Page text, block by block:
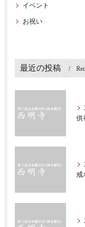
イベント
お祝い
最近の投稿